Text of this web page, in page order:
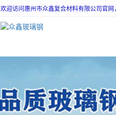
欢迎访问惠州市众鑫复合材料有限公司官